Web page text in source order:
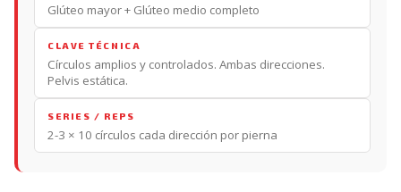
Glúteo mayor + Glúteo medio completo
CLAVE TÉCNICA
Círculos amplios y controlados. Ambas direcciones.
Pelvis estática.
SERIES / REPS
2-3 × 10 círculos cada dirección por pierna